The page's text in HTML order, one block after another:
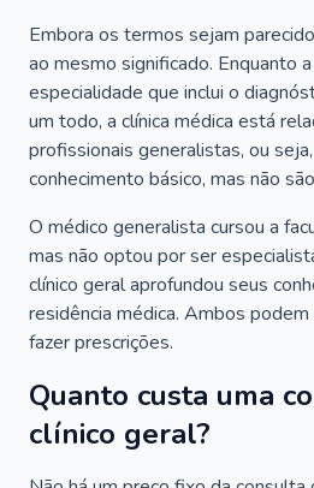
Embora os termos sejam
ao mesmo significado. Enquanto
especialidade que inclui o
um todo, a clínica médica está
profissionais generalistas, ou
conhecimento básico, mas não
O médico generalista cursou a
mas não optou por ser
clínico geral aprofundou seus
residência médica. Ambos
fazer prescrições.
Quanto custa uma
clínico geral?